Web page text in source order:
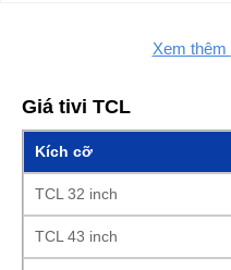
Xem thêm
Giá tivi TCL
Kích cỡ
TCL 32 inch
TCL 43 inch